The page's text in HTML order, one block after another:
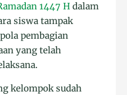
1447 H dalam
siswa tampak
pembagian
yang telah
kelompok sudah